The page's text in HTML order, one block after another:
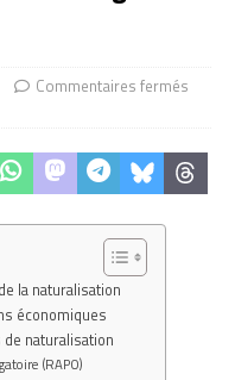
Commentaires fermés
la naturalisation
économiques
naturalisation
(RAPO)